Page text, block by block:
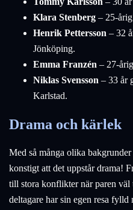
Klara Stenberg – 25-
Henrik Pettersson – 32
Jönköping.
Emma Franzén – 27-
Niklas Svensson – 33 år
Karlstad.
Drama och kärlek
Med så många olika
konstigt att det uppstår drama!
till stora konflikter när paren väl
deltagare har sin egen resa fylld